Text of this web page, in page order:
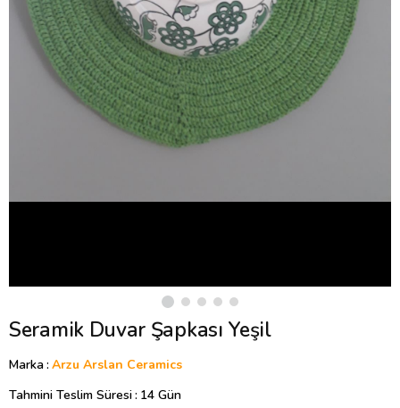
Seramik Duvar Şapkası Yeşil
Marka: Arzu Arslan Ceramics
Tahmini Teslim Süresi: 14 Gün